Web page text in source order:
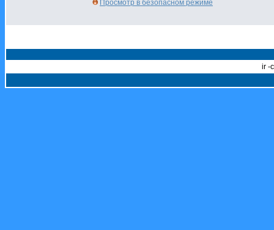
Просмотр в безопасном режиме
ir -